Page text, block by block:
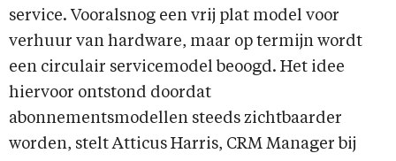
service. Vooralsnog een vrij plat model voor
verhuur van hardware, maar op termijn wordt
een circulair servicemodel beoogd. Het idee
hiervoor ontstond doordat
abonnementsmodellen steeds zichtbaarder
worden, stelt Atticus Harris, CRM Manager bij